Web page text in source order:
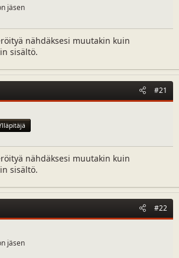
jäsen
nähdäksesi muutakin kuin
sisältö.
#21
nähdäksesi muutakin kuin
sisältö.
#22
jäsen